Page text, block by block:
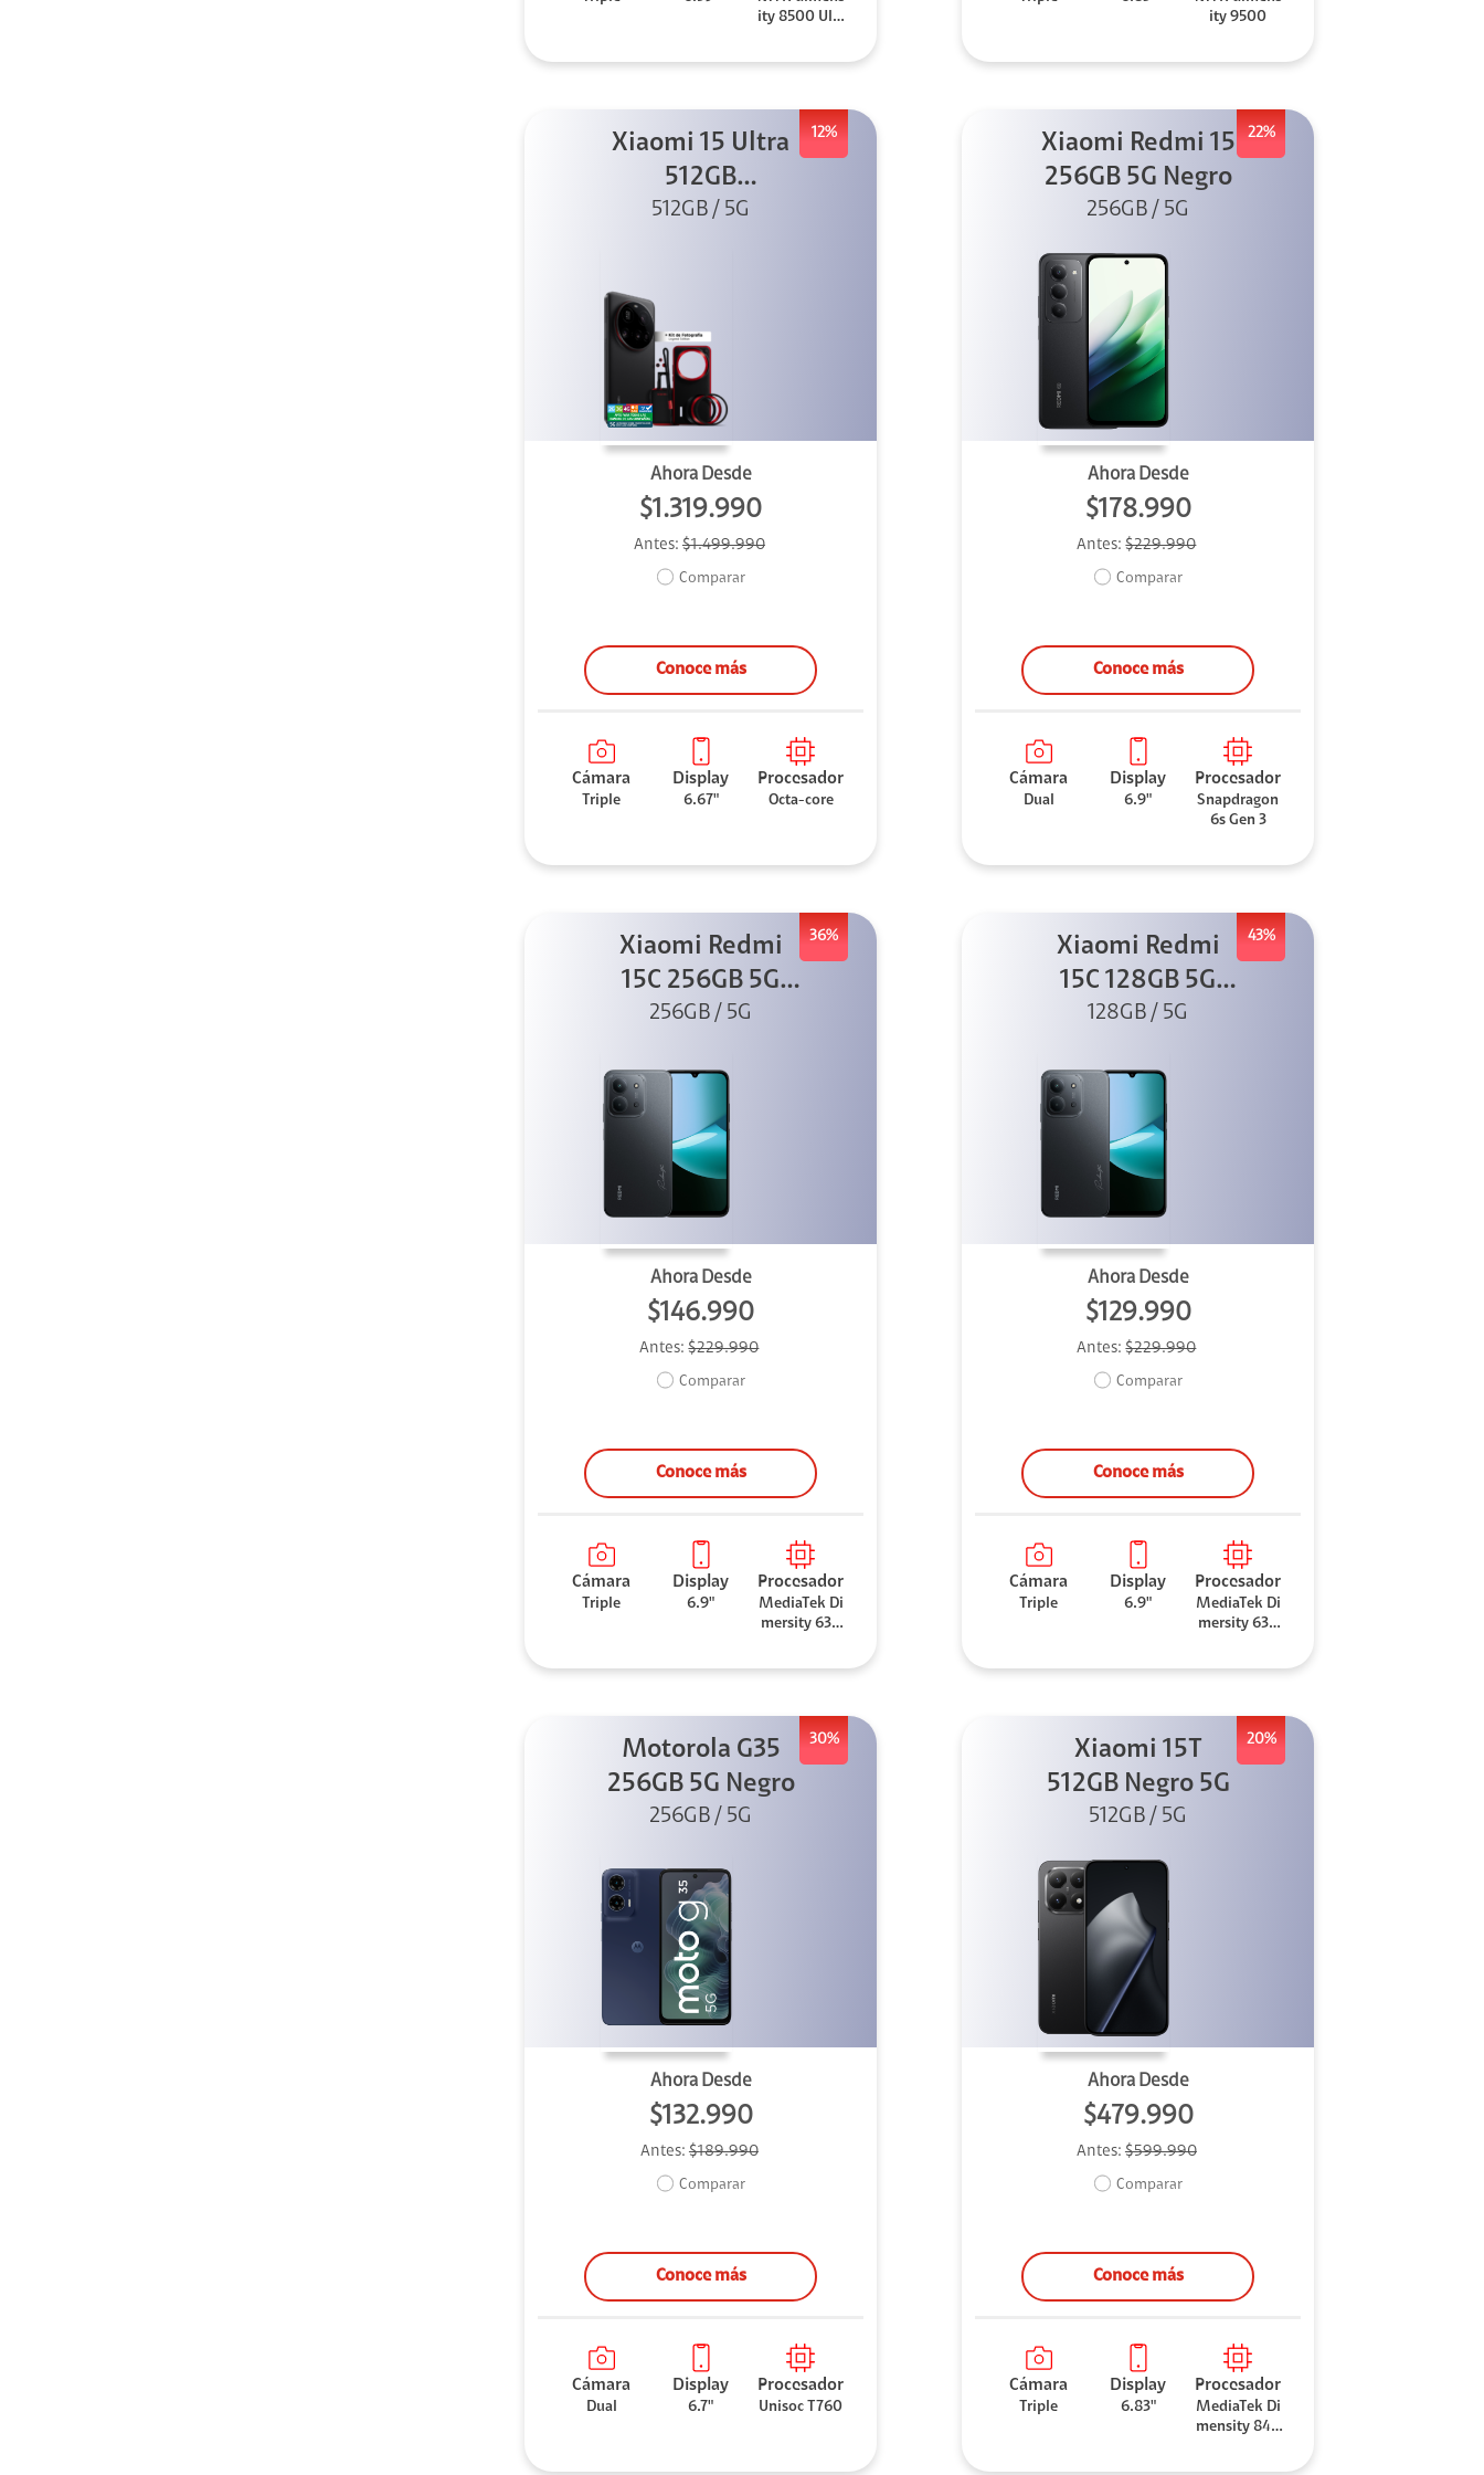
ity 8500 Ultr
ity 9500
12%
Xiaomi 15 Ultra
512GB
Photography Kit
512GB / 5G
Ahora Desde
$1.319.990
Antes: $1.499.990
Comparar
Conoce más
Cámara
Triple
Display
6.67"
Procesador
Octa-core
22%
Xiaomi Redmi 15
256GB 5G Negro
256GB / 5G
Ahora Desde
$178.990
Antes:$229.990
Comparar
Conoce más
Cámara
Dual
Display
6.9"
Procesador
Snapdragon
6s Gen 3
36%
Xiaomi Redmi
15C 256GB 5G
Negro
256GB / 5G
Ahora Desde
$146.990
Antes:$229.990
Comparar
Conoce más
Cámara
Triple
Display
6.9"
Procesador
MediaTek Di
mersity 630
43%
Xiaomi Redmi
15C 128GB 5G
Negro
128GB / 5G
Ahora Desde
$129.990
Antes:$229.990
Comparar
Conoce más
Cámara
Triple
Display
6.9"
Procesador
MediaTek Di
mersity 630
30%
Motorola G35
256GB 5G Negro
256GB / 5G
Ahora Desde
$132.990
Antes: $189.990
Comparar
Conoce más
Cámara
Dual
Display
6.7"
Procesador
Unisoc T760
20%
Xiaomi 15T
512GB Negro 5G
512GB / 5G
Ahora Desde
$479.990
Antes: $599.990
Comparar
Conoce más
Cámara
Triple
Display
6.83"
Procesador
MediaTek Di
mensity 840